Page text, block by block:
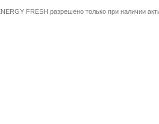
FRESH разрешено только при наличии